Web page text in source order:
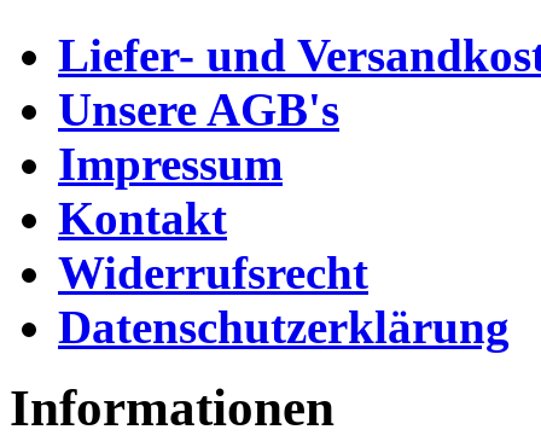
Liefer- und
Unsere AGB's
Impressum
Kontakt
Widerrufsrecht
Datenschutzerklärung
Informationen